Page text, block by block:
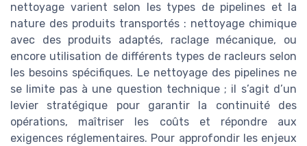
nettoyage varient selon les types de pipelines et la
nature des produits transportés : nettoyage chimique
avec des produits adaptés, raclage mécanique, ou
encore utilisation de différents types de racleurs selon
les besoins spécifiques. Le nettoyage des pipelines ne
se limite pas à une question technique ; il s’agit d’un
levier stratégique pour garantir la continuité des
opérations, maîtriser les coûts et répondre aux
exigences réglementaires. Pour approfondir les enjeux